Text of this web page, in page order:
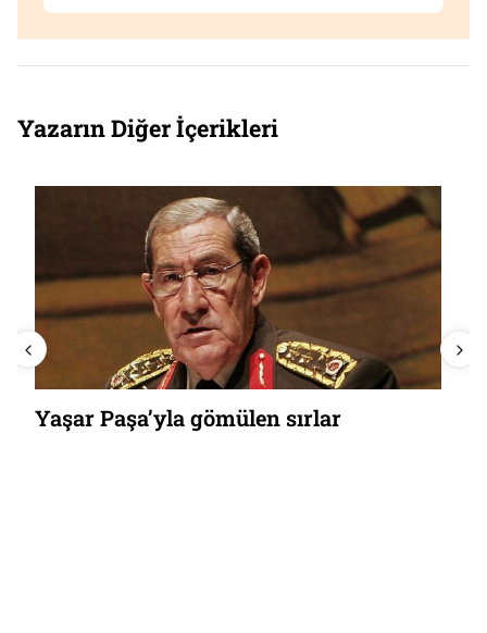
Yazarın Diğer İçerikleri
Yaşar Paşa’yla gömülen sırlar